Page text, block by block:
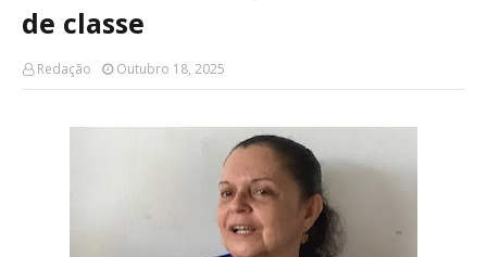
de classe
Redação Outubro 18, 2025